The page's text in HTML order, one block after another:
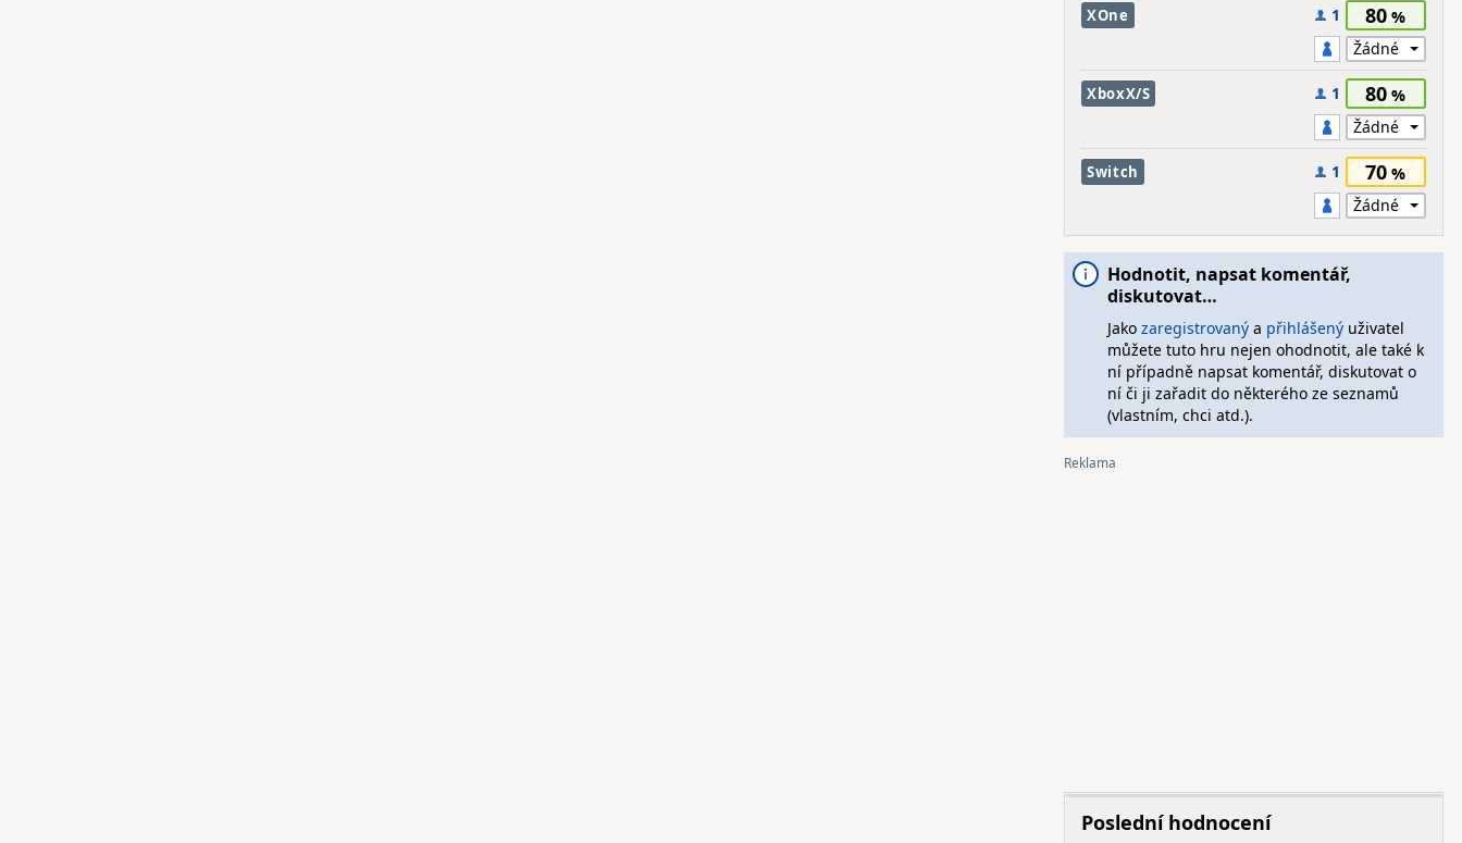
XOne 1 80
XboxX/S 1 80
Switch 1 70
Hodnotit, napsat komentář,
diskutovat…
Jako zaregistrovanýa přihlášenýuživatel
můžete tuto hru nejen ohodnotit, ale také k
ní případně napsat komentář, diskutovat o
ní či ji zařadit do některého ze seznamů
(vlastním, chci atd.).
Poslední hodnocení